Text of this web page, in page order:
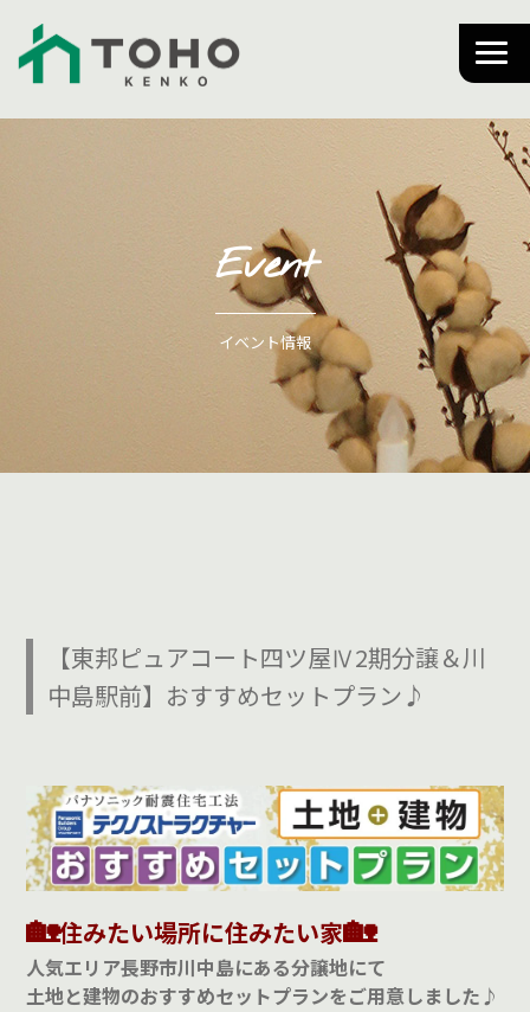
Event
イベント情報
【東邦ピュアコート四ツ屋Ⅳ2期分譲＆川
中島駅前】おすすめセットプラン♪
🏡住みたい場所に住みたい家🏡
人気エリア長野市川中島にある分譲地にて
土地と建物のおすすめセットプランをご用意しました♪